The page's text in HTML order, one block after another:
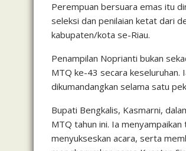
Perempuan bersuara emas itu
seleksi dan penilaian ketat dari
kabupaten/kota se-Riau.
Penampilan Noprianti bukan
MTQ ke-43 secara keseluruhan.
dikumandangkan selama satu
Bupati Bengkalis, Kasmarni,
MTQ tahun ini. Ia
menyukseskan acara, serta